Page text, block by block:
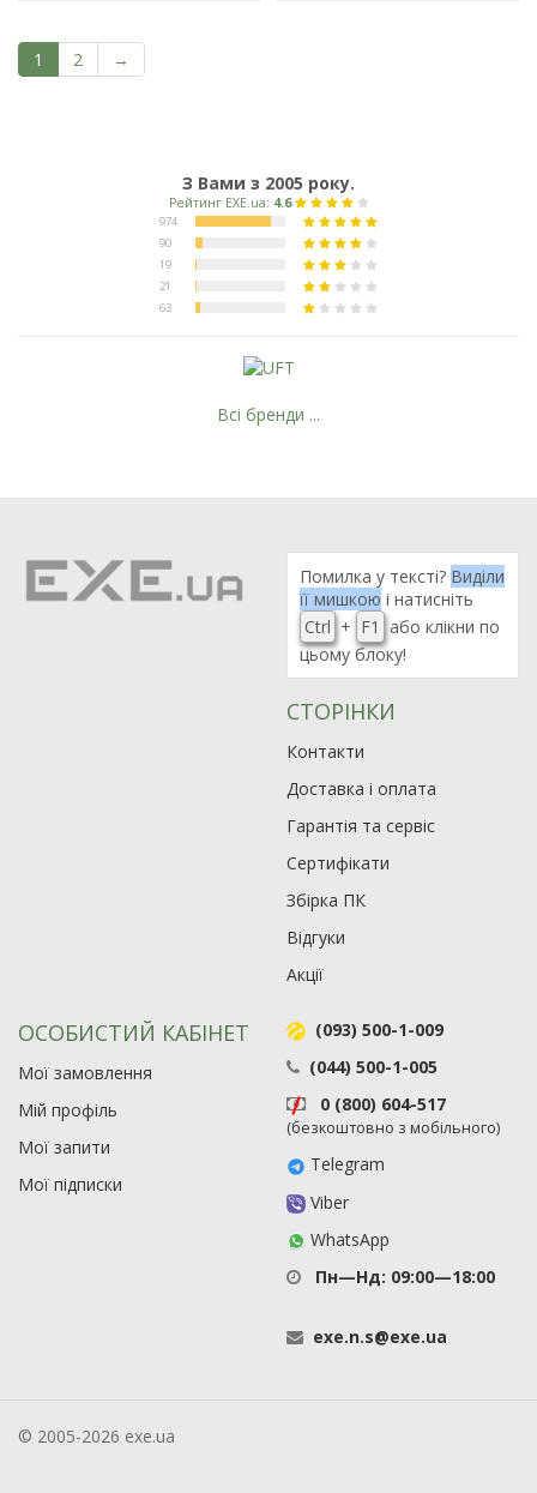
1 2 →
З Вами з 2005 року.
Всі бренди ...
Помилка у тексті? Виділи
її мишкою і натисніть
Ctrl + F1
або клікни по
цьому блоку!
СТОРІНКИ
Контакти
Доставка і оплата
Гарантія та сервіс
Сертифікати
Збірка ПК
Відгуки
Акції
ОСОБИСТИЙ КАБІНЕТ
Мої замовлення
Мій профіль
Мої запити
Мої підписки
(093) 500-1-009
(044) 500-1-005
0 (800) 604-517
(безкоштовно з мобільного)
Telegram
Viber
WhatsApp
Пн—Нд: 09:00—18:00
exe.n.s@exe.ua
© 2005-2026 exe.ua